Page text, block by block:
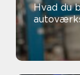
Hvad du